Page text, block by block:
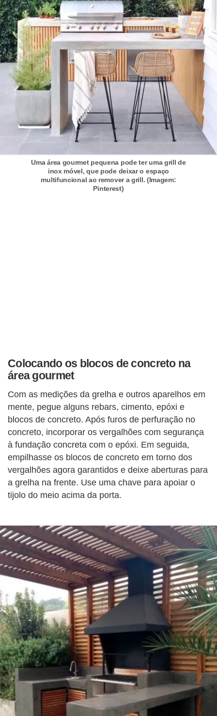
Uma área gourmet pequena pode ter uma grill de
inox móvel, que pode deixar o espaço
multifuncional ao remover a grill. (Imagem:
Pinterest)
Colocando os blocos de concreto na
área gourmet
Com as medições da grelha e outros aparelhos em
mente, pegue alguns rebars, cimento, epóxi e
blocos de concreto. Após furos de perfuração no
concreto, incorporar os vergalhões com segurança
à fundação concreta com o epóxi. Em seguida,
empilhasse os blocos de concreto em torno dos
vergalhões agora garantidos e deixe aberturas para
a grelha na frente. Use uma chave para apoiar o
tijolo do meio acima da porta.